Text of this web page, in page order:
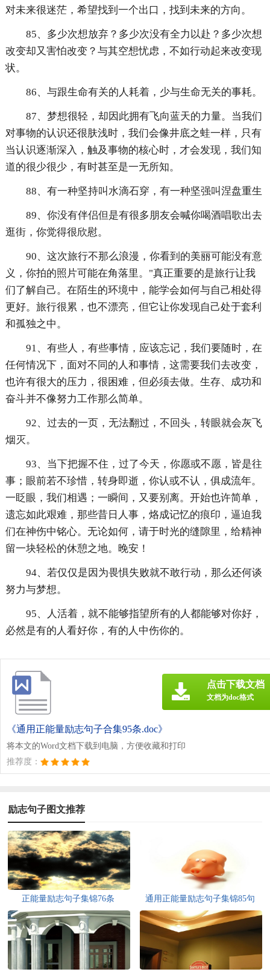
对未来很迷茫，希望找到一个出口，找到未来的方向。
85、多少次想放弃？多少次没有全力以赴？多少次想
改变却又害怕改变？与其空想忧虑，不如行动起来改变现
状。
86、与跟生命有关的人耗着，少与生命无关的事耗。
87、梦想很轻，却因此拥有飞向蓝天的力量。当我们
对事物的认识还很肤浅时，我们会像井底之蛙一样，只有
当认识逐渐深入，触及事物的核心时，才会发现，我们知
道的很少很少，有时甚至是一无所知。
88、有一种坚持叫水滴石穿，有一种坚强叫涅盘重生
89、你没有伴侣但是有很多朋友会喊你喝酒唱歌出去
逛街，你觉得很欣慰。
90、这次旅行不那么浪漫，你看到的美丽可能没有意
义，你拍的照片可能在角落里。"真正重要的是旅行让我
们了解自己。在陌生的环境中，能学会如何与自己相处得
更好。旅行很累，也不漂亮，但它让你发现自己处于套利
和孤独之中。
91、有些人，有些事情，应该忘记，我们要随时，在
任何情况下，面对不同的人和事情，这需要我们去改变，
也许有很大的压力，很困难，但必须去做。生存、成功和
奋斗并不像努力工作那么简单。
92、过去的一页，无法翻过，不回头，转眼就会灰飞
烟灭。
93、当下把握不住，过了今天，你愿或不愿，皆是往
事；眼前若不珍惜，转身即逝，你认或不认，俱成流年。
一眨眼，我们相遇；一瞬间，又要别离。开始也许简单，
遗忘如此艰难，那些昔日人事，烙成记忆的痕印，逼迫我
们在神伤中铭心。无论如何，请于时光的缝隙里，给精神
留一块轻松的休憩之地。晚安！
94、若仅仅是因为畏惧失败就不敢行动，那么还何谈
努力与梦想。
95、人活着，就不能够指望所有的人都能够对你好，
必然是有的人看好你，有的人中伤你的。
《通用正能量励志句子合集95条.doc》
将本文的Word文档下载到电脑，方便收藏和打印
推荐度：
点击下载文档
文档为doc格式
励志句子图文推荐
正能量励志句子集锦76条 通用正能量励志句子集锦85句